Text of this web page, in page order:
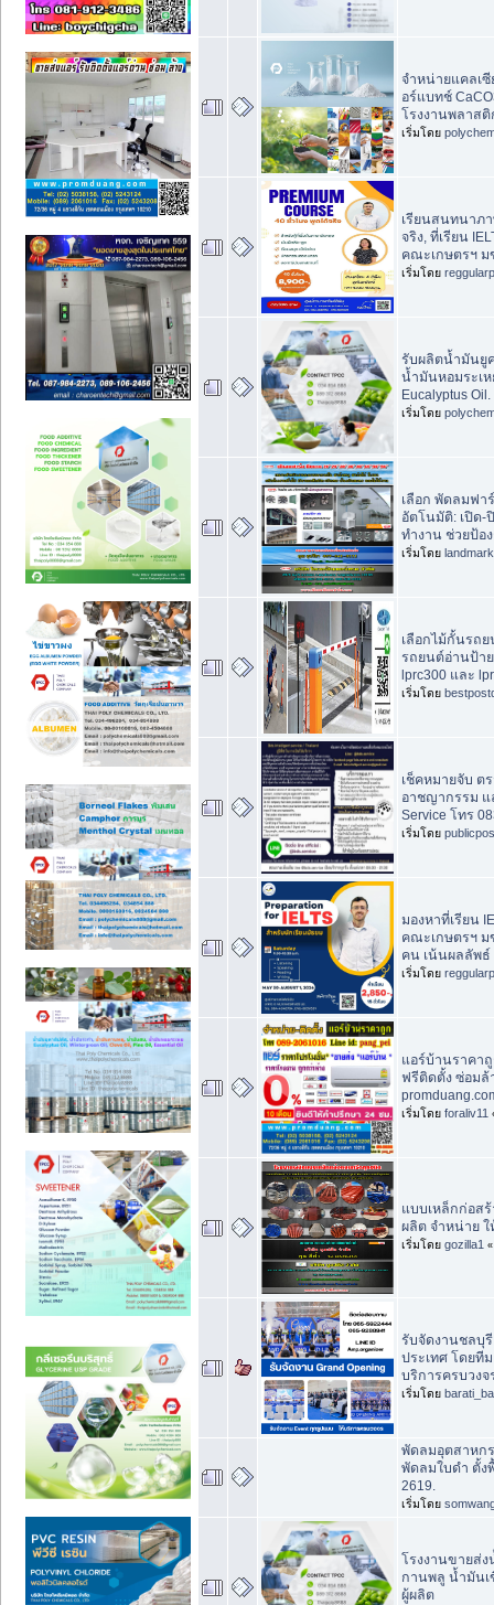
จำหน่ายแคลเซี
อร์แบทช์
โรงงานพลาสติ
เริ่มโดย
เรียนสนทนาภ
จริง, ที่เรียน
คณะเกษตรฯ ม
เริ่มโดย
รับผลิตน้ำมันยู
น้ำมันหอมระเ
Eucalyptus Oil.
เริ่มโดย
เลือก พัดลมฟา
อัตโนมัติ: เปิด-
ทำงาน ช่วยป้อ
เริ่มโดย
เลือกไม้กั้นรถ
รถยนต์อ่านป้า
lprc300 และ
เริ่มโดย
เช็คหมายจับ ต
อาชญากรรม แ
Service โทร
เริ่มโดย
มองหาที่เรียน
คณะเกษตรฯ ม
คน เน้นผลลัพธ์
เริ่มโดย
แอร์บ้านราคา
ฟรีติดตั้ง ซ่อมล้
เริ่มโดย foraliv11
แบบเหล็กก่อสร้
ผลิต จำหน่าย ใ
เริ่มโดย gozilla1
รับจัดงานชลบุ
ประเทศ โดยที
บริการครบวงจ
เริ่มโดย
พัดลมอุตสาหก
พัดลมใบดำ ตั้ง
2619.
เริ่มโดย
โรงงานขายส่
กานพลู น้ำมันเ
ผู้ผลิต